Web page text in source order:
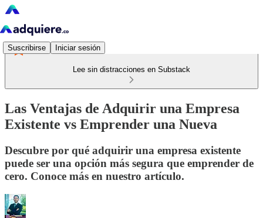
Suscribirse Iniciar sesión
Lee sin distracciones en Substack
Las Ventajas de Adquirir una Empresa
Existente vs Emprender una Nueva
Descubre por qué adquirir una empresa existente
puede ser una opción más segura que emprender de
cero. Conoce más en nuestro artículo.